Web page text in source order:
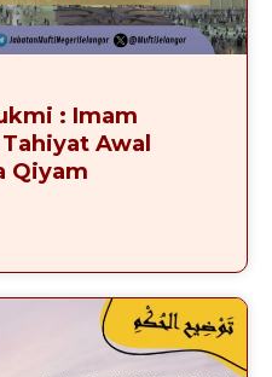
: Imam
Awal
Qiyam